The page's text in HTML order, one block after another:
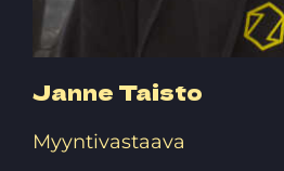
Janne Taisto
Myyntivastaava